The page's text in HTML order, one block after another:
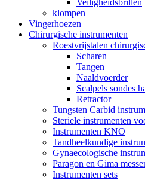
klompen
Vingerhoezen
Chirurgische instrumenten
Roestvrijstalen
Scharen
Tangen
Naaldvoerder
Scalpels sondes
Retractor
Tungsten Carbid
Steriele instrumenten
Instrumenten KNO
Tandheelkundige
Gynaecologische
Paragon en Gima
Instrumenten sets